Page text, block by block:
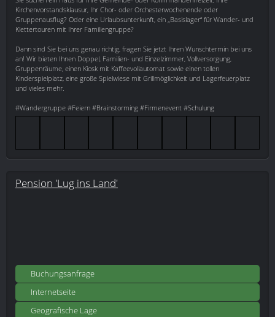
Kirchenvorstandsklausur, Ihr Chor- oder Orchesterwochenende oder
Gruppenausflug? Oder eine Urlaubsunterkunft, ein „Basislager“ für Wander- und
Klettertouren mit Ihrer Familiengruppe?
Dann sind Sie bei uns genau richtig, fragen Sie jetzt Ihren Wunschtermin bei uns
an! Wir bieten Ihnen Doppel, Familien- und Einzelzimmer, Vollversorgung,
Gruppenräume, einen Kiosk mit Kaffeevollautomat sowie einen tollen
Kinderspielplatz, eine große Spielwiese mit Grillmöglichkeit und Lagerfeuerplatz
und vieles mehr.
#Wandergruppe #Feiern #Brainstorming #Firmenevent #Schulung
Pension 'Lug ins Land'
Buchungsanfrage
Internetseite
Geografische Lage